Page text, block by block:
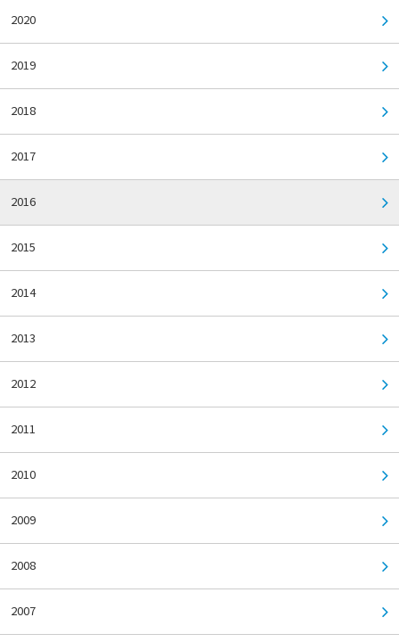
2020
2019
2018
2017
2016
2015
2014
2013
2012
2011
2010
2009
2008
2007